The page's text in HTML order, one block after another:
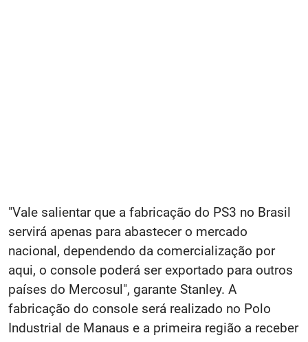
"Vale salientar que a fabricação do PS3 no Brasil
servirá apenas para abastecer o mercado
nacional, dependendo da comercialização por
aqui, o console poderá ser exportado para outros
países do Mercosul", garante Stanley. A
fabricação do console será realizado no Polo
Industrial de Manaus e a primeira região a receber